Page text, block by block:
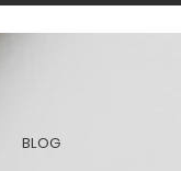
BLOG